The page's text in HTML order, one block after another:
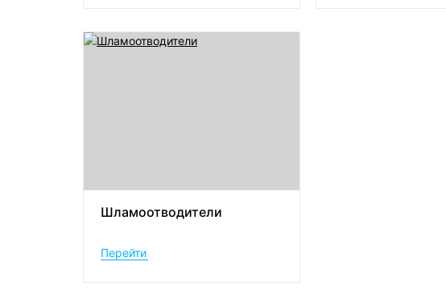
Шламоотводители
Перейти